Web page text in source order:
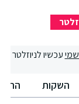
עכשיו לניוזלטר
השקות